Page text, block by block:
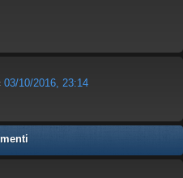
03/10/2016, 23:14